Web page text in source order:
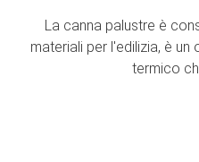
La canna palustre è
materiali per l'edilizia, è
termico